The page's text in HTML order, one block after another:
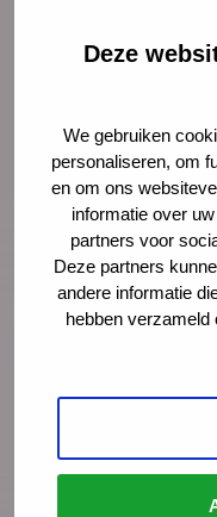
Deze
We gebruiken
personaliseren, om
en om ons
informatie over
partners voor
Deze partners
andere informatie
hebben verzameld
"*" geeft
Naam *
E-mailadres *